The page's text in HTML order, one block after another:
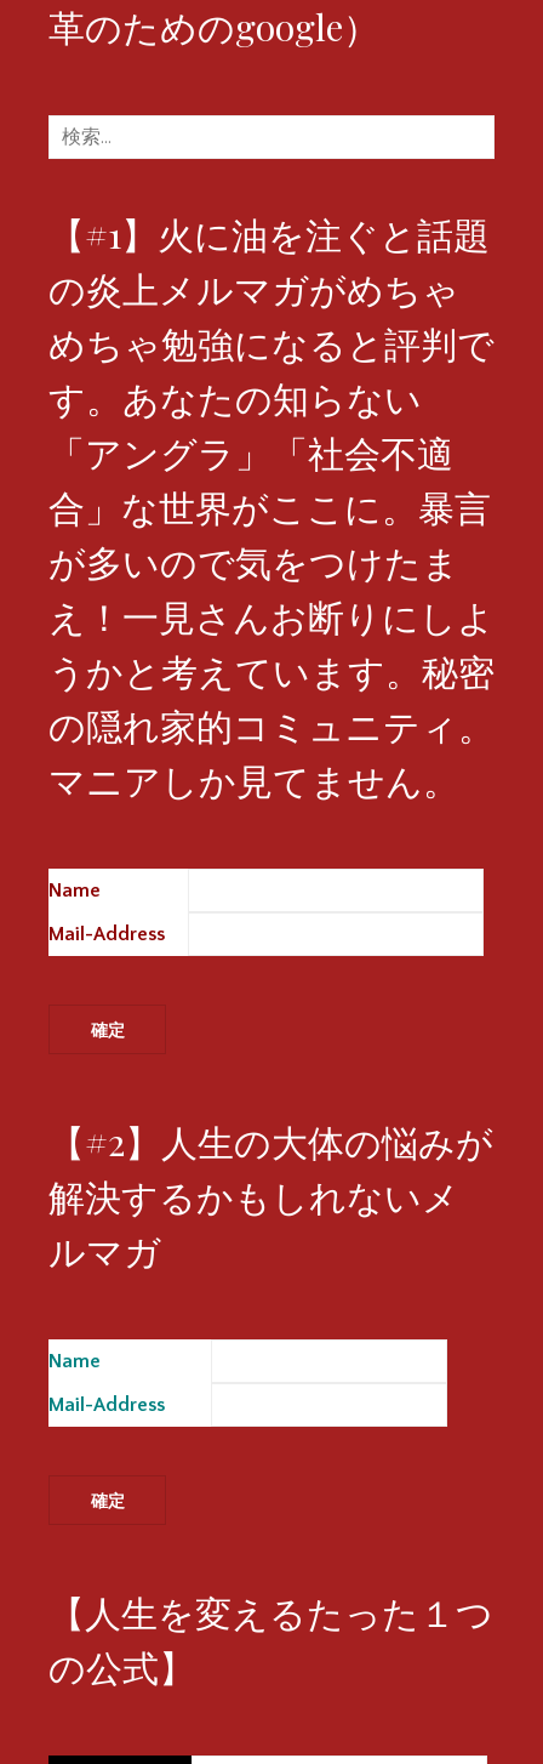
革のためのgoogle）
検
索:
【#1】火に油を注ぐと話題
の炎上メルマガがめちゃ
めちゃ勉強になると評判で
す。あなたの知らない
「アングラ」「社会不適
合」な世界がここに。暴言
が多いので気をつけたま
え！一見さんお断りにしよ
うかと考えています。秘密
の隠れ家的コミュニティ。
マニアしか見てません。
Name
Mail-Address
【#2】人生の大体の悩みが
解決するかもしれないメ
ルマガ
Name
Mail-Address
【人生を変えるたった１つ
の公式】